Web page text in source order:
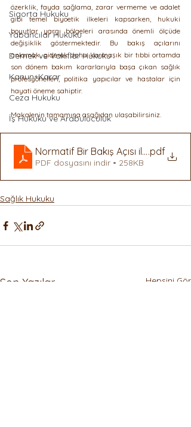
Sigorta Hukuku
Yabancılar Hukuku
Dernek ve Vakıflar Hukuku
Kanun+Karar
Ceza Hukuku
İş Hukuku ve Arabuluculuk
özerklik, fayda sağlama, zarar vermeme ve adalet
gibi temel biyoetik ilkeleri kapsarken, hukuki
boyutlar yargı bölgeleri arasında önemli ölçüde
değişiklik göstermektedir. Bu bakış açılarını
anlamak, giderek daha karmaşık bir tıbbi ortamda
son dönem bakım kararlarıyla başa çıkan sağlık
profesyonelleri, politika yapıcılar ve hastalar için
hayati öneme sahiptir.
Makalenin tamamına aşağıdan ulaşabilirsiniz.
Normatif Bir Bakış Açısı ile Doğal
.pdf
PDF dosyasını indir • 258KB
Sağlık Hukuku
Son Yazılar Hepsini Gör